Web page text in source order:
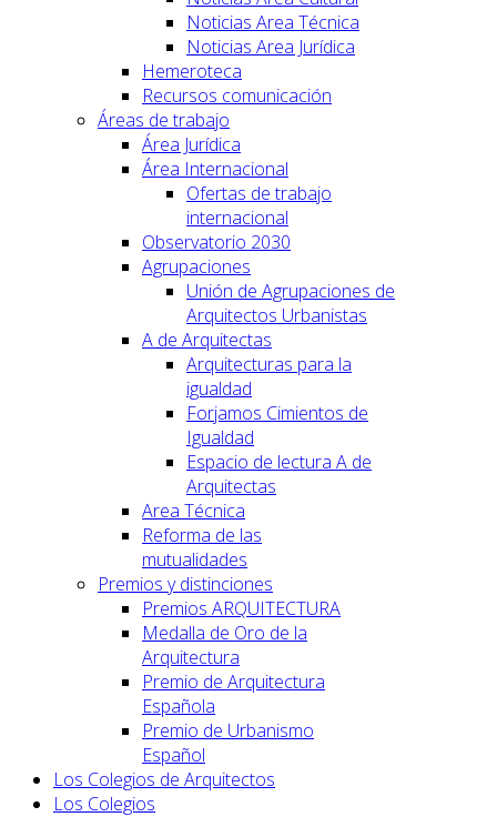
Noticias Area Técnica
Noticias Area Jurídica
Hemeroteca
Recursos comunicación
Áreas de trabajo
Área Jurídica
Área Internacional
Ofertas de trabajo
internacional
Observatorio 2030
Agrupaciones
Unión de Agrupaciones de
Arquitectos Urbanistas
A de Arquitectas
Arquitecturas para la
igualdad
Forjamos Cimientos de
Igualdad
Espacio de lectura A de
Arquitectas
Area Técnica
Reforma de las
mutualidades
Premios y distinciones
Premios ARQUITECTURA
Medalla de Oro de la
Arquitectura
Premio de Arquitectura
Española
Premio de Urbanismo
Español
Los Colegios de Arquitectos
Los Colegios